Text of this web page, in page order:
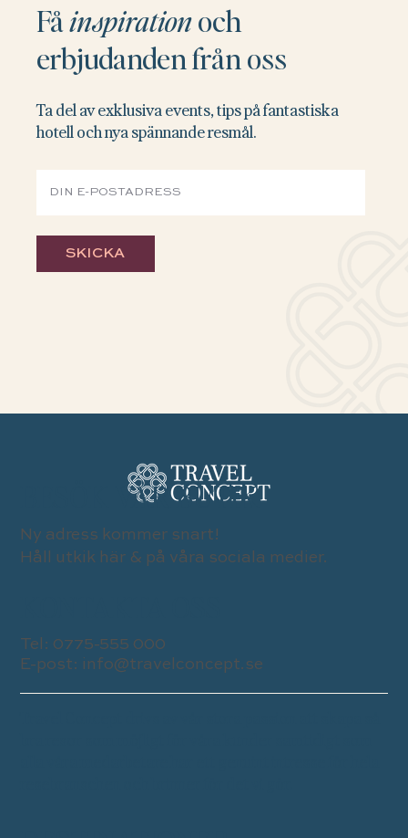
Fåinspirationoch
erbjudanden från oss
Ta del av exklusiva events, tips på fantastiska
hotell och nya spännande resmål.
SKICKA
BESÖK VÅR BUTIK
Ny adress kommer snart!
Håll utkik här & på våra sociala medier.
Tel: 0775-555 000
E-post: info@travelconcept.se